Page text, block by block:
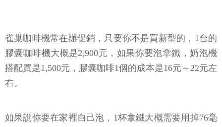
雀巢咖啡機常在辦促銷，只要你不是買新型的，1台的
膠囊咖啡機大概是2,900元，如果你要泡拿鐵，奶泡機
搭配買是1,500元，膠囊咖啡1個的成本是16元～22元左
右。
如果說你要在家裡自己泡，1杯拿鐵大概需要用掉76毫